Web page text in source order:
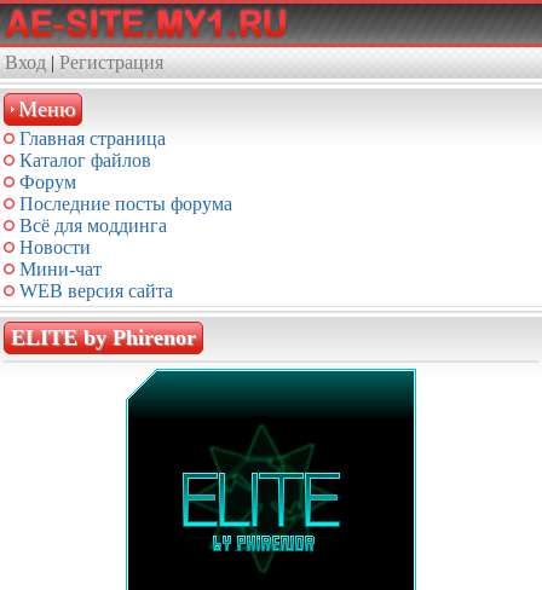
Вход | Регистрация
Меню
Главная страница
Каталог файлов
Форум
Последние посты форума
Всё для моддинга
Новости
Мини-чат
WEB версия сайта
ELITE by Phirenor